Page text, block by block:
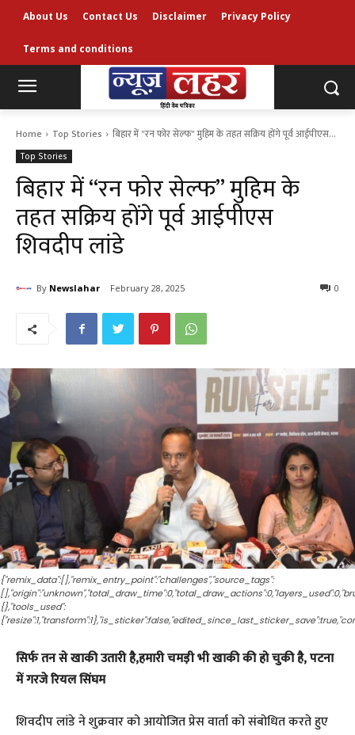
About Us Contact Us Disclaimer Privacy Policy
Terms and conditions
Home Top Stories बिहार में "रन फोर सेल्फ" मुहिम के तहत सक्रिय होंगे पूर्व आईपीएस...
Top Stories
बिहार में “रन फोर सेल्फ” मुहिम के
तहत सक्रिय होंगे पूर्व आईपीएस
शिवदीप लांडे
By Newslahar February 28, 2025 0
{"remix_data":[],"remix_entry_point":"challenges","source_tags":
{},"tools_used":
सिर्फ तन से खाकी उतारी है,हमारी चमड़ी भी खाकी की हो चुकी है, पटना
में गरजे रियल सिंघम
शिवदीप लांडे ने शुक्रवार को आयोजित प्रेस वार्ता को संबोधित करते हुए